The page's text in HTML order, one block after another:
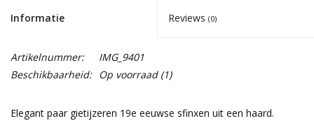
Informatie Reviews (0)
Artikelnummer:
IMG_9401
Beschikbaarheid: Op voorraad(1)
Elegant paar gietijzeren 19e eeuwse sfinxen uit een haard.